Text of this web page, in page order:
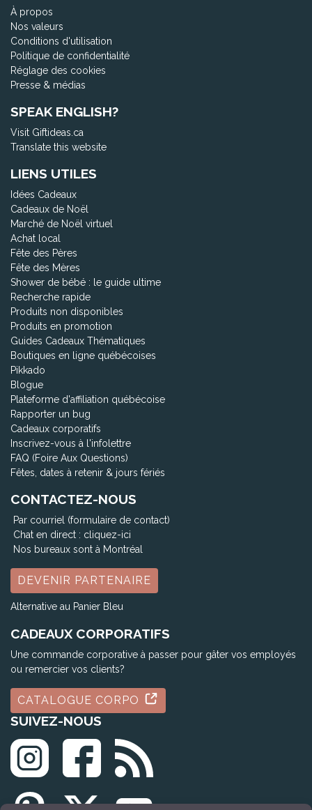
À propos
Nos valeurs
Conditions d'utilisation
Politique de confidentialité
Réglage des cookies
Presse & médias
SPEAK ENGLISH?
Visit Giftideas.ca
Translate this website
LIENS UTILES
Idées Cadeaux
Cadeaux de Noël
Marché de Noël virtuel
Achat local
Fête des Pères
Fête des Mères
Shower de bébé : le guide ultime
Recherche rapide
Produits non disponibles
Produits en promotion
Guides Cadeaux Thématiques
Boutiques en ligne québécoises
Pikkado
Blogue
Plateforme d'affiliation québécoise
Rapporter un bug
Cadeaux corporatifs
Inscrivez-vous à l'infolettre
FAQ (Foire Aux Questions)
Fêtes, dates à retenir & jours fériés
CONTACTEZ-NOUS
Par courriel (formulaire de contact)
Chat en direct : cliquez-ici
Nos bureaux sont à Montréal
DEVENIR PARTENAIRE
Alternative au Panier Bleu
CADEAUX CORPORATIFS
Une commande corporative à passer pour gâter vos employés
ou remercier vos clients?
CATALOGUE CORPO
SUIVEZ-NOUS